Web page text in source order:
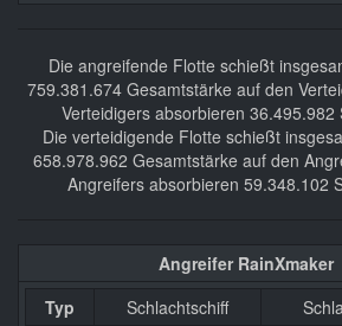
Die angreifende Flotte schießt
759.381.674 Gesamtstärke auf den
Verteidigers absorbieren 36.495.982
Die verteidigende Flotte schießt
658.978.962 Gesamtstärke auf den
Angreifers absorbieren 59.348.102
Angreifer RainXmaker
Typ
Schlachtschiff